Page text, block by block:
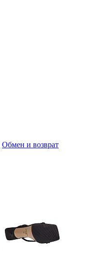
Обмен и возврат